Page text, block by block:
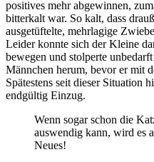
positives mehr abgewinnen,
bitterkalt war. So kalt, dass
ausgetüftelte, mehrlagige
Leider konnte sich der Kleine
bewegen und stolperte
Männchen herum, bevor er mit
Spätestens seit dieser Situation
endgültig Einzug.
Wenn sogar schon die
auswendig kann, wird es
Neues!